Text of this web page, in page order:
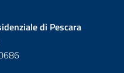
di Pescara